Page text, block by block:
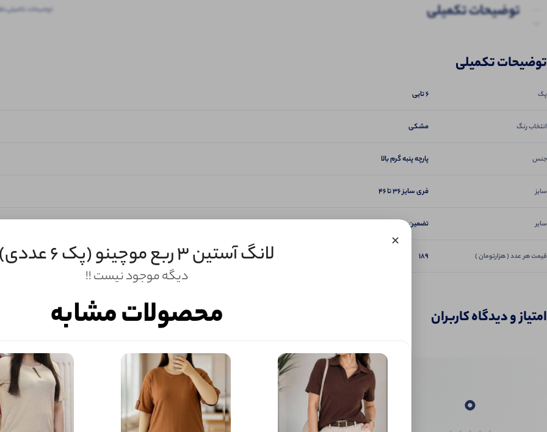
توضیحات تکمیلی
توضیحات تکمیلی
توضیحات تکمیلی
پک 6 تایی
انتخاب رنگ مشکی
جنس پارچه پنبه گرم بالا
سایز فری سایز ۳۶ تا ۴۶
سایر تضمین دوخت و کیفیت
قیمت هر عدد ( هزارتومان ) 189
امتیاز و دیدگاه کاربران
0
ثبـــــت‌دیدگاه
به‌عنوان کاربر
× لانگ آستین 3 ربع موچینو (پک 6 عددی)
دیگه موجود نیست !!
محصولات مشابه